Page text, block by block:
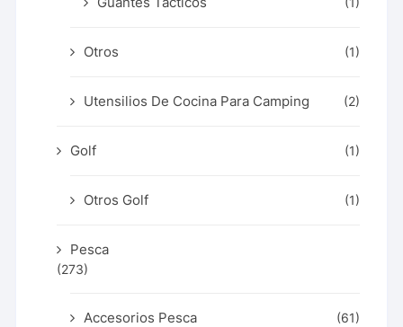
Otros (1)
Utensilios De Cocina Para Camping (2)
Golf (1)
Otros Golf (1)
Pesca
(273)
Accesorios Pesca (61)